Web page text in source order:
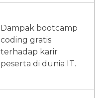
Dampak bootcamp
coding gratis
terhadap karir
peserta di dunia IT.